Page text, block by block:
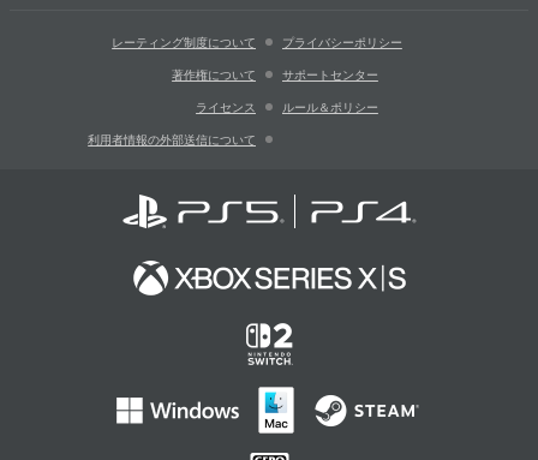
レーティング制度について プライバシーポリシー
著作権について サポートセンター
ライセンス ルール＆ポリシー
利用者情報の外部送信について